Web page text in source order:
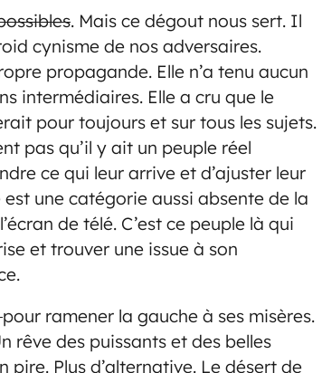
. Mais ce dégout nous sert. Il
cynisme de nos adversaires.
propagande. Elle n’a tenu aucun
intermédiaires. Elle a cru que le
pour toujours et sur tous les sujets.
pas qu’il y ait un peuple réel
ce qui leur arrive et d’ajuster leur
une catégorie aussi absente de la
de télé. C’est ce peuple là qui
et trouver une issue à son
pour ramener la gauche à ses misères.
rêve des puissants et des belles
pire. Plus d’alternative. Le désert de